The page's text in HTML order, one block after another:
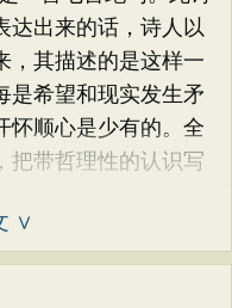
达出来的话，诗人以
，其描述的是这样一
是希望和现实发生矛
怀顺心是少有的。全
把带哲理性的认识写
∨